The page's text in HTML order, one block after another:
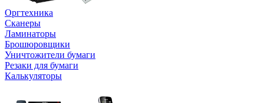
Оргтехника
Сканеры
Ламинаторы
Брошюровщики
Уничтожители бумаги
Резаки для бумаги
Калькуляторы